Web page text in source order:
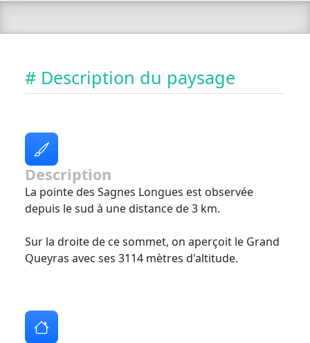
# Description du paysage
Description
La pointe des Sagnes Longues est observée
depuis le sud à une distance de 3 km.
Sur la droite de ce sommet, on aperçoit le Grand
Queyras avec ses 3114 mètres d'altitude.